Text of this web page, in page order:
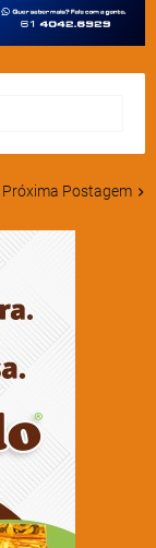
Próxima Postagem